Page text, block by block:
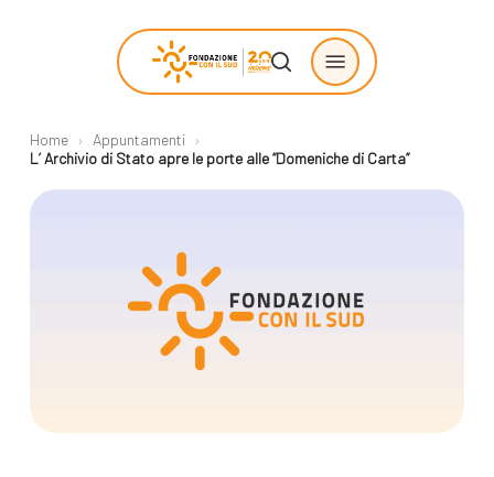
content
search
Menu
Home › Appuntamenti ›
L’ Archivio di Stato apre le porte alle “Domeniche di Carta”
Chi siamo
La nostra missione
Il nostro modello
Con i bambini
Progetti
cambiamento
un progetto